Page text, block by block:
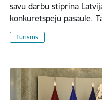
savu darbu stiprina
konkurētspēju pasaulē.
Tūrisms